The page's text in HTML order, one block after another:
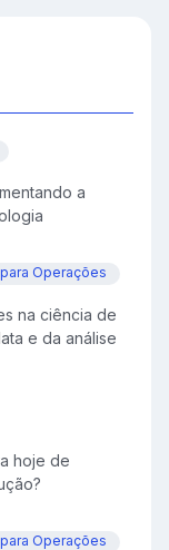
a
Operações
na ciência de
e da análise
hoje de
Operações